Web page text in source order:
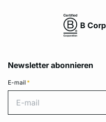
B
Newsletter abonnieren
E-mail *